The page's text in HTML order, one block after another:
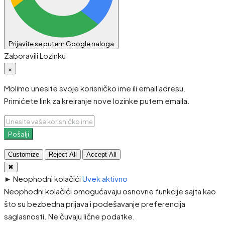
Prijavite se putem Google naloga
Zaboravili Lozinku
×
Molimo unesite svoje korisničko ime ili email adresu.
Primićete link za kreiranje nove lozinke putem emaila.
Pošalji
Customize Reject All
Accept All
✖
► Neophodni kolačići Uvek aktivno
Neophodni kolačići omogućavaju osnovne funkcije sajta kao
što su bezbedna prijava i podešavanje preferencija
saglasnosti. Ne čuvaju lične podatke.